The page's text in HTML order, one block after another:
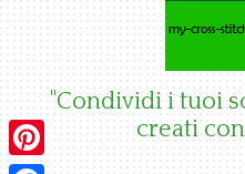
"Condividi i tuoi
creati